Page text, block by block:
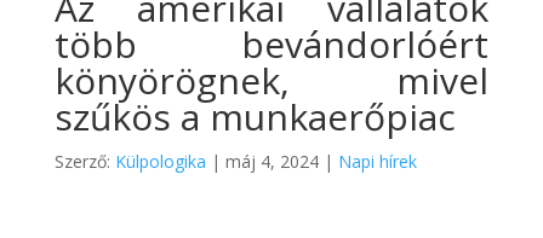
több bevándorlóért
könyörögnek, mivel
szűkös a munkaerőpiac
Szerző: Külpologika | máj 4, 2024| Napi hírek